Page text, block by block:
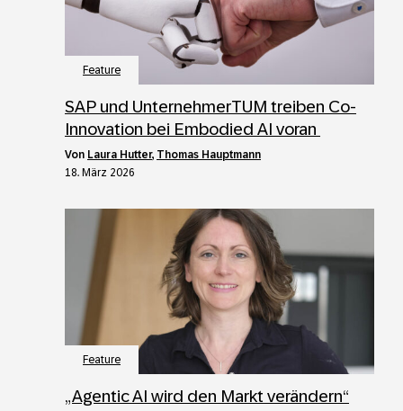
Feature
SAP und UnternehmerTUM treiben Co-
Innovation bei Embodied AI voran
von Laura Hutter, Thomas Hauptmann
18. März 2026
Feature
„Agentic AI wird den Markt verändern“